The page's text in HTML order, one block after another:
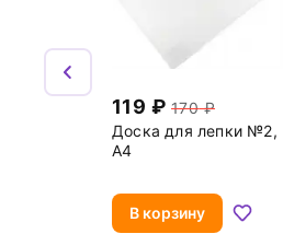
119
170
Доска для лепки №2,
А4
В корзину